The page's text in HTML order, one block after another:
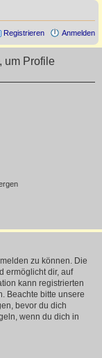
Anmelden
Registrieren
um Profile
zu können. Die
ermöglicht dir, auf
kann registrierten
Beachte bitte unsere
bevor du dich
wenn du dich in